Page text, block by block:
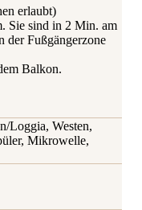
erlaubt)
Sie sind in 2 Min. am
der Fußgängerzone
Balkon.
Loggia, Westen,
Mikrowelle,